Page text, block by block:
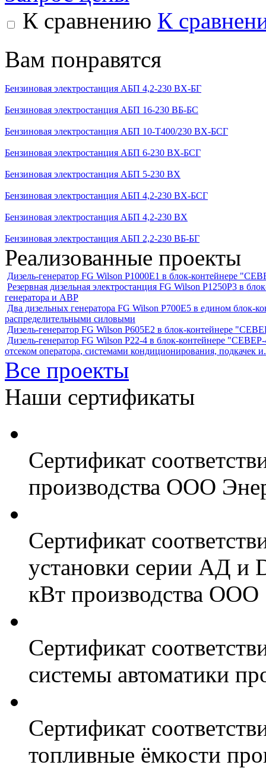
К сравнению К
Вам понравятся
Бензиновая электростанция АБП 4,2-230 ВХ-БГ
Бензиновая электростанция АБП 16-230 ВБ-БС
Бензиновая электростанция АБП 10-Т400/230 ВХ-БСГ
Бензиновая электростанция АБП 6-230 ВX-БСГ
Бензиновая электростанция АБП 5-230 ВХ
Бензиновая электростанция АБП 4,2-230 ВX-БCГ
Бензиновая электростанция АБП 4,2-230 ВX
Бензиновая электростанция АБП 2,2-230 ВБ-БГ
Реализованные проекты
Дизель-генератор FG Wilson P1000E1 в блок-контейнере
Резервная дизельная электростанция FG Wilson P1250Р3 в
генератора и АВР
Два дизельных генератора FG Wilson P700E5 в едином
распределительными силовыми
Дизель-генератор FG Wilson P605Е2 в блок-контейнере
Дизель-генератор FG Wilson P22-4 в блок-контейнере
отсеком оператора, системами кондиционирования, подкачек
Все проекты
Наши сертификаты
Сертификат
производства ООО
Сертификат
установки серии АД и
кВт производства ООО
Сертификат
системы автоматики
Сертификат
топливные ёмкости